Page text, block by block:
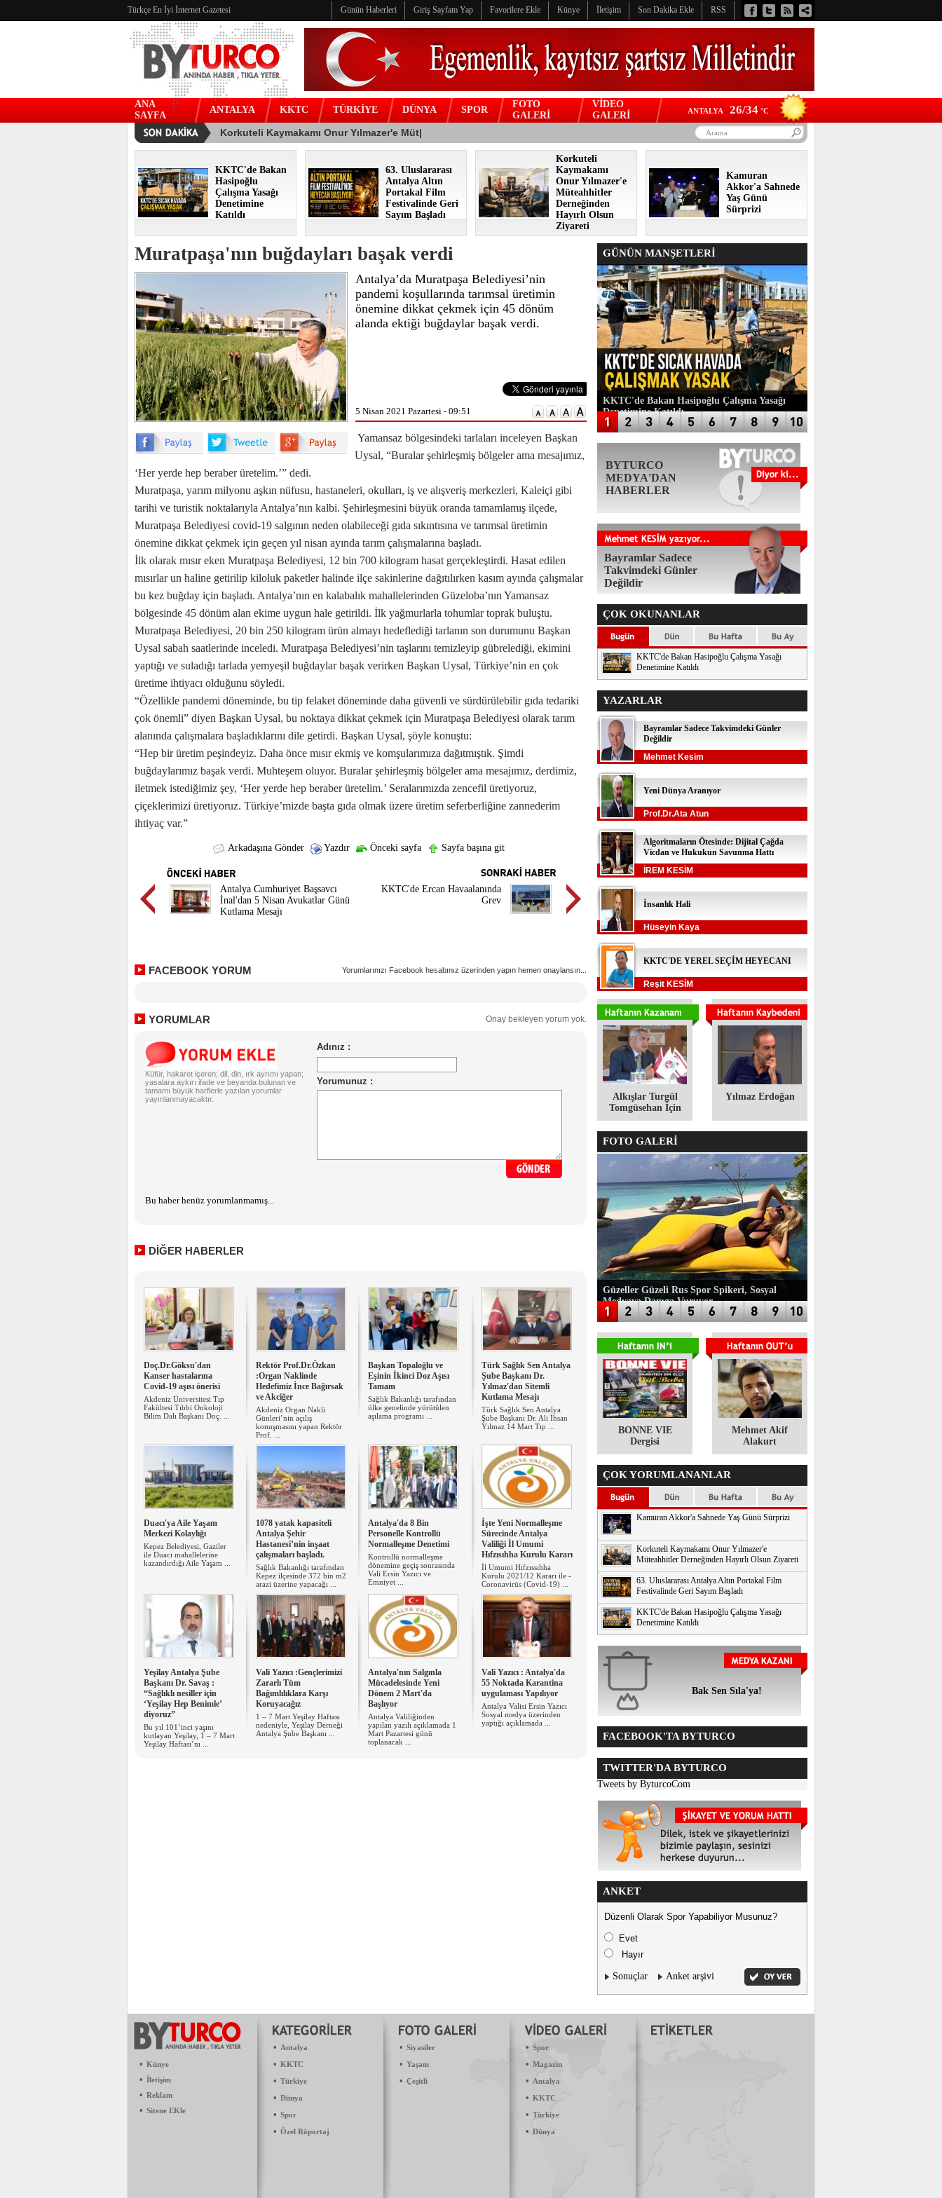
Türkçe En İyi İnternet Gazetesi Günün Haberleri Giriş Sayfam Yap Favorilere Ekle Künye İletişim Son Dakika Ekle RSS
ANA
SAYFA
ANTALYA KKTC TÜRKİYE DÜNYA SPOR
FOTO
GALERİ
VİDEO
GALERİ
ANTALYA 26/34 °C
KKTC'de Bakan
Hasipoğlu
Çalışma Yasağı
Denetimine
Katıldı
63. Uluslararası
Antalya Altın
Portakal Film
Festivalinde Geri
Sayım Başladı
Korkuteli
Kaymakamı
Onur Yılmazer'e
Müteahhitler
Derneğinden
Hayırlı Olsun
Ziyareti
Kamuran
Akkor'a Sahnede
Yaş Günü
Sürprizi
Muratpaşa'nın buğdayları başak verdi
Antalya’da Muratpaşa Belediyesi’nin
pandemi koşullarında tarımsal üretimin
önemine dikkat çekmek için 45 dönüm
alanda ektiği buğdaylar başak verdi.
5 Nisan 2021 Pazartesi - 09:51
Yamansaz bölgesindeki tarlaları inceleyen Başkan
Uysal, “Buralar şehirleşmiş bölgeler ama mesajımız,
‘Her yerde hep beraber üretelim.’” dedi.
Muratpaşa, yarım milyonu aşkın nüfusu, hastaneleri, okulları, iş ve alışveriş merkezleri, Kaleiçi gibi
tarihi ve turistik noktalarıyla Antalya’nın kalbi. Şehirleşmesini büyük oranda tamamlamış ilçede,
Muratpaşa Belediyesi covid-19 salgının neden olabileceği gıda sıkıntısına ve tarımsal üretimin
önemine dikkat çekmek için geçen yıl nisan ayında tarım çalışmalarına başladı.
İlk olarak mısır eken Muratpaşa Belediyesi, 12 bin 700 kilogram hasat gerçekleştirdi. Hasat edilen
mısırlar un haline getirilip kiloluk paketler halinde ilçe sakinlerine dağıtılırken kasım ayında çalışmalar
bu kez buğday için başladı. Antalya’nın en kalabalık mahallelerinden Güzeloba’nın Yamansaz
bölgesinde 45 dönüm alan ekime uygun hale getirildi. İlk yağmurlarla tohumlar toprak buluştu.
Muratpaşa Belediyesi, 20 bin 250 kilogram ürün almayı hedeflediği tarlanın son durumunu Başkan
Uysal sabah saatlerinde inceledi. Muratpaşa Belediyesi’nin taşlarını temizleyip gübrelediği, ekimini
yaptığı ve suladığı tarlada yemyeşil buğdaylar başak verirken Başkan Uysal, Türkiye’nin en çok
üretime ihtiyacı olduğunu söyledi.
“Özellikle pandemi döneminde, bu tip felaket döneminde daha güvenli ve sürdürülebilir gıda tedariki
çok önemli” diyen Başkan Uysal, bu noktaya dikkat çekmek için Muratpaşa Belediyesi olarak tarım
alanında çalışmalara başladıklarını dile getirdi. Başkan Uysal, şöyle konuştu:
“Hep bir üretim peşindeyiz. Daha önce mısır ekmiş ve komşularımıza dağıtmıştık. Şimdi
buğdaylarımız başak verdi. Muhteşem oluyor. Buralar şehirleşmiş bölgeler ama mesajımız, derdimiz,
iletmek istediğimiz şey, ‘Her yerde hep beraber üretelim.’ Seralarımızda zencefil üretiyoruz,
çiçeklerimizi üretiyoruz. Türkiye’mizde başta gıda olmak üzere üretim seferberliğine zannederim
ihtiyaç var.”
Arkadaşına Gönder Yazdır Önceki sayfa Sayfa başına git
Antalya Cumhuriyet Başsavcı
İnal'dan 5 Nisan Avukatlar Günü
Kutlama Mesajı
KKTC'de Ercan Havaalanında
Grev
FACEBOOK YORUM Yorumlarınızı Facebook hesabınız üzerinden yapın hemen onaylansın...
YORUMLAR Onay bekleyen yorum yok.
Küfür, hakaret içeren; dil, din, ırk ayrımı yapan;
yasalara aykırı ifade ve beyanda bulunan ve
tamamı büyük harflerle yazılan yorumlar
yayınlanmayacaktır.
Bu haber henüz yorumlanmamış...
DİĞER HABERLER
Doç.Dr.Göksu'dan
Kanser hastalarına
Covid-19 aşısı önerisi
Akdeniz Üniversitesi Tıp
Fakültesi Tıbbi Onkoloji
Bilim Dalı Başkanı Doç. ...
Rektör Prof.Dr.Özkan
:Organ Naklinde
Hedefimiz İnce Bağırsak
ve Akciğer
Akdeniz Organ Nakli
Günleri’nin açılış
konuşmasını yapan Rektör
Prof. ...
Başkan Topaloğlu ve
Eşinin İkinci Doz Aşısı
Tamam
Sağlık Bakanlığı tarafından
ülke genelinde yürütülen
aşılama programı ...
Türk Sağlık Sen Antalya
Şube Başkanı Dr.
Yılmaz'dan Sitemli
Kutlama Mesajı
Türk Sağlık Sen Antalya
Şube Başkanı Dr. Ali İhsan
Yılmaz 14 Mart Tıp ...
Duacı'ya Aile Yaşam
Merkezi Kolaylığı
Kepez Belediyesi, Gaziler
ile Duacı mahallelerine
kazandırdığı Aile Yaşam ...
1078 yatak kapasiteli
Antalya Şehir
Hastanesi’nin inşaat
çalışmaları başladı.
Sağlık Bakanlığı tarafından
Kepez ilçesinde 372 bin m2
arazi üzerine yapacağı ...
Antalya'da 8 Bin
Personelle Kontrollü
Normalleşme Denetimi
Kontrollü normalleşme
dönemine geçiş sonrasında
Vali Ersin Yazıcı ve
Emniyet ...
İşte Yeni Normalleşme
Sürecinde Antalya
Valiliği İl Umumi
Hıfzısıhha Kurulu Kararı
İl Umumi Hıfzıssıhha
Kurulu 2021/12 Kararı ile -
Coronavirüs (Covid-19) ...
Yeşilay Antalya Şube
Başkanı Dr. Savaş :
“Sağlıklı nesiller için
‘Yeşilay Hep Benimle’
diyoruz”
Bu yıl 101’inci yaşını
kutlayan Yeşilay, 1 – 7 Mart
Yeşilay Haftası’nı ...
Vali Yazıcı :Gençlerimizi
Zararlı Tüm
Bağımlılıklara Karşı
Koruyacağız
1 – 7 Mart Yeşilay Haftası
nedeniyle, Yeşilay Derneği
Antalya Şube Başkanı ...
Antalya'nın Salgınla
Mücadelesinde Yeni
Dönem 2 Mart'da
Başlıyor
Antalya Valiliğinden
yapılan yazılı açıklamada 1
Mart Pazartesi günü
toplanacak ...
Vali Yazıcı : Antalya'da
55 Noktada Karantina
uygulaması Yapılıyor
Antalya Valisi Ersin Yazıcı
Sosyal medya üzerinden
yaptığı açıklamada ...
GÜNÜN MANŞETLERİ
KKTC'de Bakan Hasipoğlu Çalışma Yasağı
Denetimine Katıldı
BYTURCO
MEDYA'DAN
HABERLER
Bayramlar Sadece
Takvimdeki Günler
Değildir
ÇOK OKUNANLAR
KKTC'de Bakan Hasipoğlu Çalışma Yasağı
Denetimine Katıldı
YAZARLAR
Bayramlar Sadece Takvimdeki Günler
Değildir
Mehmet Kesim
Yeni Dünya Aranıyor
Prof.Dr.Ata Atun
Algoritmaların Ötesinde: Dijital Çağda
Vicdan ve Hukukun Savunma Hattı
İREM KESİM
İnsanlık Hali
Hüseyin Kaya
KKTC'DE YEREL SEÇİM HEYECANI
Reşit KESİM
Alkışlar Turgül
Tomgüsehan İçin
Yılmaz Erdoğan
FOTO GALERİ
Güzeller Güzeli Rus Spor Spikeri, Sosyal
Medyaya Damga Vuruyor
BONNE VIE
Dergisi
​Mehmet Akif
Alakurt
ÇOK YORUMLANANLAR
Kamuran Akkor'a Sahnede Yaş Günü Sürprizi
Korkuteli Kaymakamı Onur Yılmazer'e
Müteahhitler Derneğinden Hayırlı Olsun Ziyareti
63. Uluslararası Antalya Altın Portakal Film
Festivalinde Geri Sayım Başladı
KKTC'de Bakan Hasipoğlu Çalışma Yasağı
Denetimine Katıldı
Bak Sen Sıla'ya!
FACEBOOK'TA BYTURCO
TWITTER'DA BYTURCO
Tweets by ByturcoCom
ANKET
Düzenli Olarak Spor Yapabiliyor Musunuz?
Evet
Hayır
Sonuçlar Anket arşivi
• Künye
• İletişim
• Reklam
• Sitene EKle
• Antalya
• KKTC
• Türkiye
• Dünya
• Spor
• Özel Röportaj
• Siyasiler
• Yaşam
• Çeşitli
• Spor
• Magazin
• Antalya
• KKTC
• Türkiye
• Dünya